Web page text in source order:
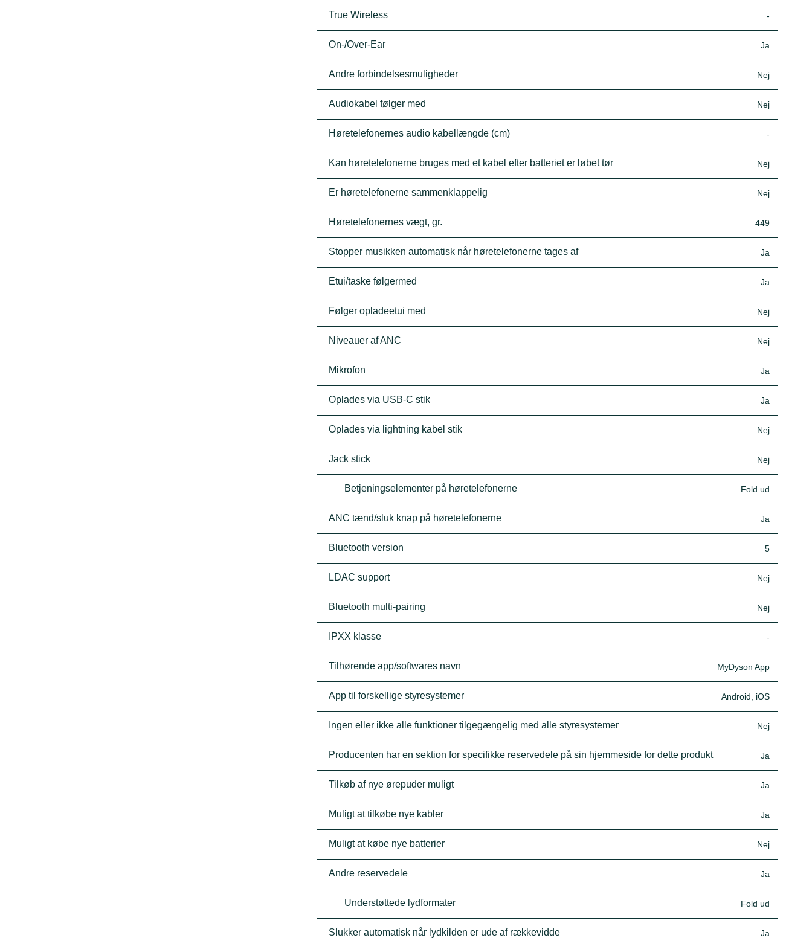
True Wireless -
On-/Over-Ear Ja
Andre forbindelsesmuligheder Nej
Audiokabel følger med Nej
Høretelefonernes audio kabellængde (cm) -
Kan høretelefonerne bruges med et kabel efter batteriet er løbet tør Nej
Er høretelefonerne sammenklappelig Nej
Høretelefonernes vægt, gr. 449
Stopper musikken automatisk når høretelefonerne tages af Ja
Etui/taske følgermed Ja
Følger opladeetui med Nej
Niveauer af ANC Nej
Mikrofon Ja
Oplades via USB-C stik Ja
Oplades via lightning kabel stik Nej
Jack stick Nej
Betjeningselementer på høretelefonerne Fold ud
ANC tænd/sluk knap på høretelefonerne Ja
Bluetooth version 5
LDAC support Nej
Bluetooth multi-pairing Nej
IPXX klasse -
Tilhørende app/softwares navn MyDyson App
App til forskellige styresystemer Android, iOS
Ingen eller ikke alle funktioner tilgegængelig med alle styresystemer Nej
Producenten har en sektion for specifikke reservedele på sin hjemmeside for dette produkt Ja
Tilkøb af nye ørepuder muligt Ja
Muligt at tilkøbe nye kabler Ja
Muligt at købe nye batterier Nej
Andre reservedele Ja
Understøttede lydformater Fold ud
Slukker automatisk når lydkilden er ude af rækkevidde Ja